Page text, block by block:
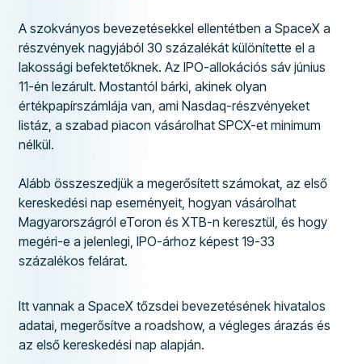
A szokványos bevezetésekkel ellentétben a SpaceX a
részvények nagyjából 30 százalékát különítette el a
lakossági befektetőknek. Az IPO-allokációs sáv június
11-én lezárult. Mostantól bárki, akinek olyan
értékpapírszámlája van, ami Nasdaq-részvényeket
listáz, a szabad piacon vásárolhat SPCX-et minimum
nélkül.
Alább összeszedjük a megerősített számokat, az első
kereskedési nap eseményeit, hogyan vásárolhat
Magyarországról eToron és XTB-n keresztül, és hogy
megéri-e a jelenlegi, IPO-árhoz képest 19-33
százalékos felárat.
Itt vannak a SpaceX tőzsdei bevezetésének hivatalos
adatai, megerősítve a roadshow, a végleges árazás és
az első kereskedési nap alapján.